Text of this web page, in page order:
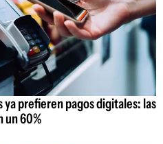
ya prefieren pagos digitales: las
un 60%